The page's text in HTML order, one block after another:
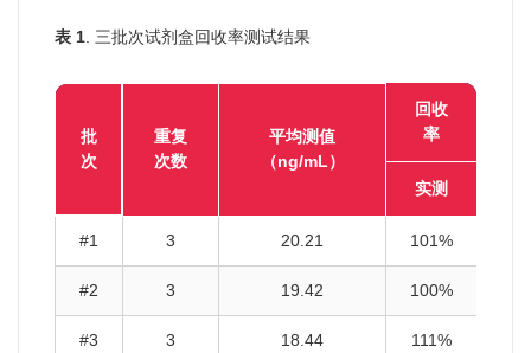
表 1. 三批次试剂盒回收率测试结果
批
次
重复
次数
平均测值
（ng/mL）
回收
率
实测
#1 3 20.21 101%
#2 3 19.42 100%
#3 3 18.44 111%